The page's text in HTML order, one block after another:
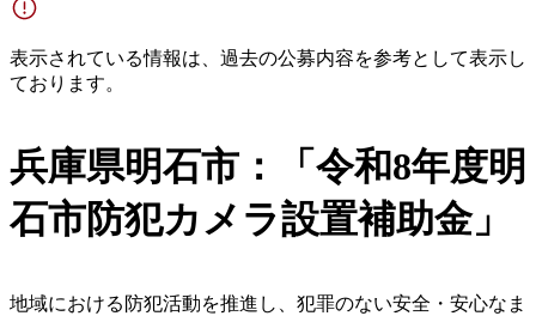
表示されている情報は、過去の公募内容を参考として表示し
ております。
兵庫県明石市：「令和8年度明
石市防犯カメラ設置補助金」
地域における防犯活動を推進し、犯罪のない安全・安心なま